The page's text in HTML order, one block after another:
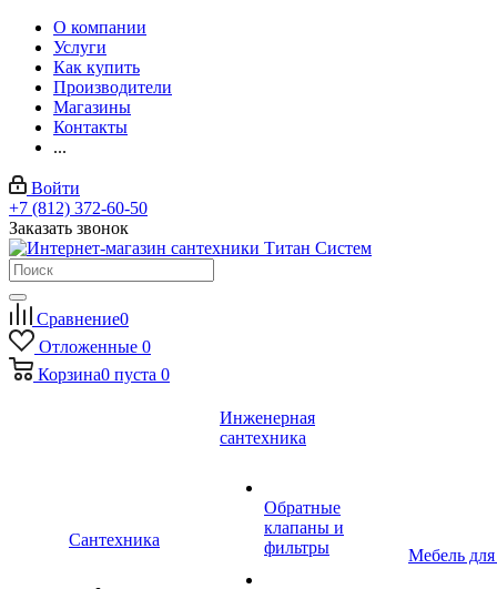
О компании
Услуги
Как купить
Производители
Магазины
Контакты
...
Войти
+7 (812) 372-60-50
Заказать звонок
Сравнение0
Отложенные 0
Корзина0 пуста 0
Сантехника
Инженерная
сантехника
Обратные
клапаны и
фильтры
Мебель